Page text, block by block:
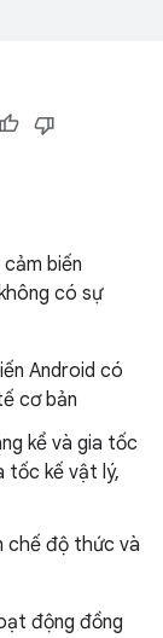
biến
có sự
Android có
cơ bản
kể và gia tốc
tốc kế vật lý,
chế độ thức và
động đồng